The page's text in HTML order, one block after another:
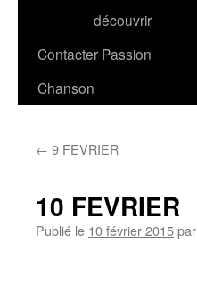
découvrir
Contacter Passion
Chanson
← 9 FEVRIER
10 FEVRIER
Publié le 10 février 2015par